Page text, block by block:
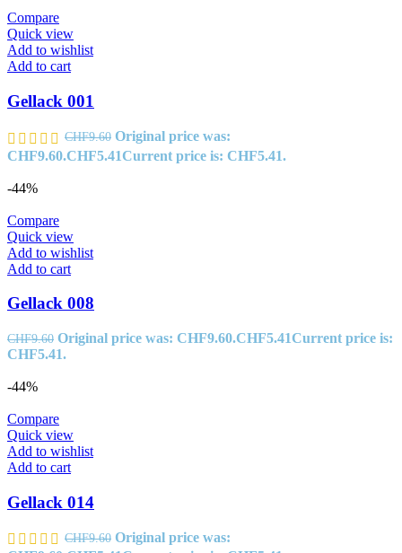
Compare
Quick view
Add to wishlist
Add to cart
Gellack 001
CHF9.60 Original price was:
CHF9.60.CHF5.41Current price is: CHF5.41.
-44%
Compare
Quick view
Add to wishlist
Add to cart
Gellack 008
CHF9.60 Original price was: CHF9.60.CHF5.41Current price is:
CHF5.41.
-44%
Compare
Quick view
Add to wishlist
Add to cart
Gellack 014
CHF9.60 Original price was: